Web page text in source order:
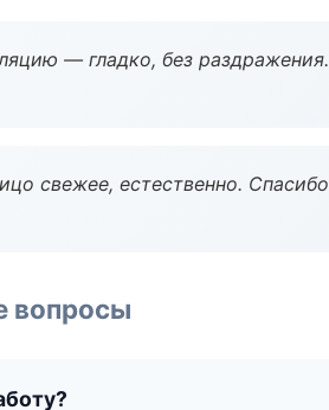
— гладко, без
свежее, естественно.
вопросы